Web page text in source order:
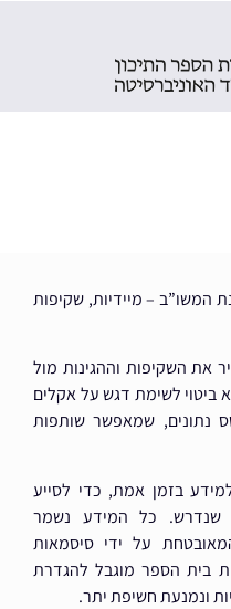
המשו”ב – מיידיות, שקיפות
את השקיפות וההגינות מול
ביטוי לשימת דגש על אקלים
נתונים, שמאפשר שותפות
בזמן אמת, כדי לסייע
שנדרש. כל המידע נשמר
על ידי סיסמאות
בית הספר מוגבל להגדרת
ונמנעת חשיפת יתר.